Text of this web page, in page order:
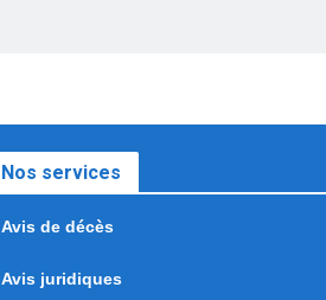
Nos services
Avis de décès
Avis juridiques